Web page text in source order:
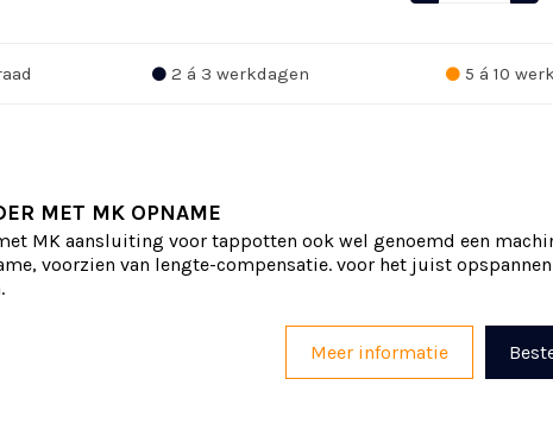
2 á 3 werkdagen 5 á 10
MET MK OPNAME
MK aansluiting voor tappotten ook wel genoemd een
voorzien van lengte-compensatie. voor het juist opspannen
Meer informatie